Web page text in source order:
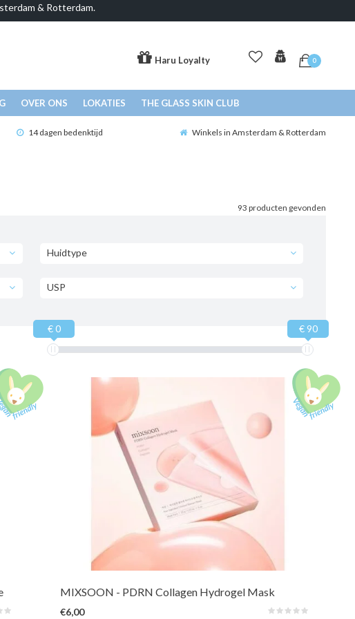
& Rotterdam.
Haru Loyalty 0
OVER ONS LOKATIES THE GLASS SKIN CLUB
14 dagen bedenktijd Winkels in Amsterdam & Rotterdam
93 producten gevonden
Huidtype
USP
€ 0 € 90
voor
Een hydrogelmasker dat langer dan een uur of een hele nacht kan worden
gedragen. Met vegan PDRN verbetert het de elasticiteit voor een stevigere,
gelifte look. Het biedt een vullend en koelend effect dat de gevoelige huid
kalmeert voor een stralende teint
MIXSOON - PDRN Collagen Hydrogel Mask
€6,00